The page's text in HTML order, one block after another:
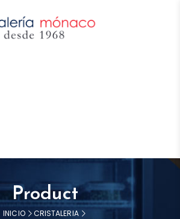
Product
INICIO
CRISTALERIA